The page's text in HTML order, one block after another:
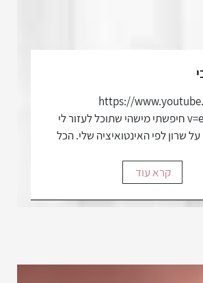
https://
v=e7gwzOPhTiE חיפשתי מישהי שתוכל לעזור לי
שרון לפי האינטואיציה שלי. הכל
קרא עוד